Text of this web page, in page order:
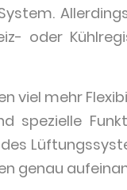
oder
viel mehr
spezielle
genau